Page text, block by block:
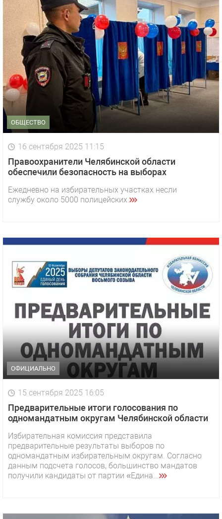
ОБЩЕСТВО
16 сентября 2025 11:15
Правоохранители Челябинской области
обеспечили безопасность на выборах
Ежедневно на избирательных участках несли
службу около 5000 полицейских.
ОФИЦИАЛЬНО
15 сентября 2025 16:05
Предварительные итоги голосования по
одномандатным округам Челябинской области
Избирательная комиссия представила
предварительные результаты выборов по
одномандатным избирательным округам. Согласно
данным подсчета голосов, большинство мандатов
получили кандидаты от партии «Едина...